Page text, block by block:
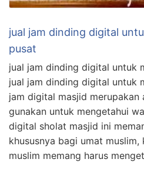
jual jam dinding digital
pusat
jual jam dinding digital untuk
jual jam dinding digital untuk
jam digital masjid
gunakan untuk mengetahui
digital sholat masjid ini
khususnya bagi umat
muslim memang harus